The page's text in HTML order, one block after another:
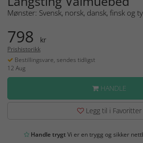
Mønster: Svensk, norsk, dansk, finsk og
798 kr
Prishistorikk
Bestillingsvare, sendes tidligst
12 Aug
HANDLE
Legg til i Favoritter
Handle trygtVi er en trygg og sikker